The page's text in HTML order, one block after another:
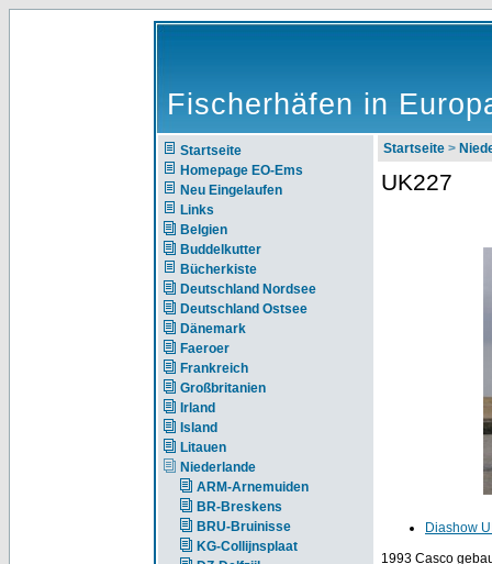
Fischerhäfen in
Startseite
Homepage EO-Ems
Neu Eingelaufen
Links
Belgien
Buddelkutter
Bücherkiste
Deutschland Nordsee
Deutschland Ostsee
Dänemark
Faeroer
Frankreich
Großbritanien
Irland
Island
Litauen
Niederlande
ARM-Arnemuiden
BR-Breskens
BRU-Bruinisse
KG-Collijnsplaat
Startseite >
UK227
Diashow
1993 Casco